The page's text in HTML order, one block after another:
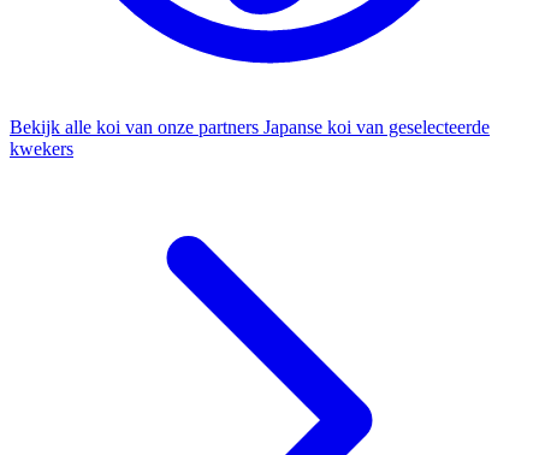
Bekijk alle koi van onze partners Japanse koi van geselecteerde
kwekers